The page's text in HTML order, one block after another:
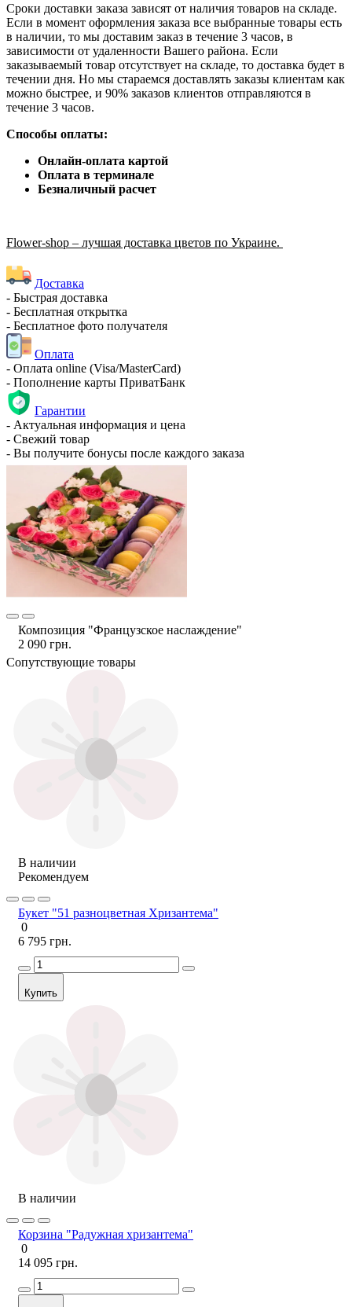
Сроки доставки заказа зависят от наличия товаров на складе.
Если в момент оформления заказа все выбранные товары есть
в наличии, то мы доставим заказ в течение 3 часов, в
зависимости от удаленности Вашего района. Если
заказываемый товар отсутствует на складе, то доставка будет в
течении дня. Но мы стараемся доставлять заказы клиентам как
можно быстрее, и 90% заказов клиентов отправляются в
течение 3 часов.
Способы оплаты:
Онлайн-оплата картой
Оплата в терминале
Безналичный расчет
Flower-shop – лучшая доставка цветов по Украине.
Доставка
- Быстрая доставка
- Бесплатная открытка
- Бесплатное фото получателя
Оплата
- Оплата online (Visa/MasterCard)
- Пополнение карты ПриватБанк
Гарантии
- Актуальная информация и цена
- Свежий товар
- Вы получите бонусы после каждого заказа
Композиция "Французское наслаждение"
2 090 грн.
Сопутствующие товары
В наличии
Рекомендуем
Букет "51 разноцветная Хризантема"
0
6 795 грн.
Купить
В наличии
Корзина "Радужная хризантема"
0
14 095 грн.